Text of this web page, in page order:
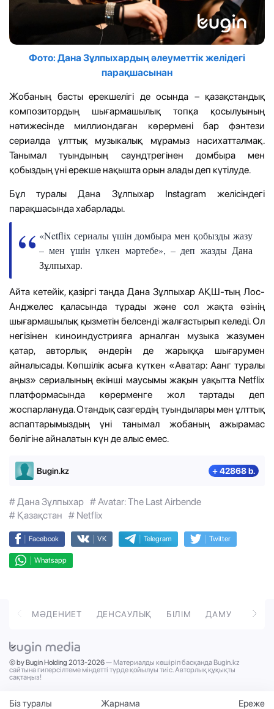
Фото: Дана Зұлпыхардың әлеуметтік желідегі
парақшасынан
Жобаның басты ерекшелігі де осында – қазақстандық
композитордың шығармашылық топқа қосылуының
нәтижесінде миллиондаған көрермені бар фэнтези
сериалда ұлттық музыкалық мұрамыз насихатталмақ.
Танымал туындының саундтрегінен домбыра мен
қобыздың үні ерекше нақышта орын алады деп күтілуде.
Бұл туралы Дана Зұлпыхар Instagram желісіндегі
парақшасында хабарлады.
«Netflix сериалы үшін домбыра мен қобызды жазу
– мен үшін үлкен мәртебе», – деп жазды Дана
Зұлпыхар.
Айта кетейік, қазіргі таңда Дана Зұлпыхар АҚШ-тың Лос-
Анджелес қаласында тұрады және сол жақта өзінің
шығармашылық қызметін белсенді жалғастырып келеді. Ол
негізінен киноиндустрияға арналған музыка жазумен
қатар, авторлық әндерін де жарыққа шығарумен
айналысады. Көпшілік асыға күткен «Аватар: Аанг туралы
аңыз» сериалының екінші маусымы жақын уақытта Netflix
платформасында көрерменге жол тартады деп
жоспарлануда. Отандық сазгердің туындылары мен ұлттық
аспаптарымыздың үні танымал жобаның ажырамас
бөлігіне айналатын күн де алыс емес.
Bugin.kz + 42868 b.
# Дана Зұлпыхар # Avatar: The Last Airbende
# Қазақстан # Netflix
| Facebook | VK | Telegram | Twitter
| Whatsapp
МӘДЕНИЕТ ДЕНСАУЛЫҚ БІЛІМ ДАМУ
© by Bugin Holding 2013-2026— Материалды көшіріп басқанда Bugin.kz
сайтына гиперсілтеме міндетті түрде қойылуы тиіс. Авторлық құқықты
сақтаңыз!
Біз туралы Жарнама Ереже